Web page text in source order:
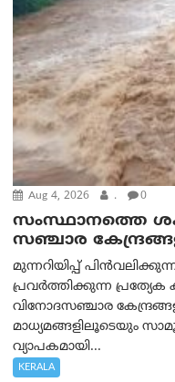
Aug 4, 2026 . 0
സംസ്ഥാനത്തെ
സഞ്ചാര
മുന്നറിയിപ്പ്
പ്രവർത്തിക്കുന്ന
വിനോദസഞ്ചാര
മാധ്യമങ്ങളിലൂടെയും
വ്യാപകമായി...
KERALA